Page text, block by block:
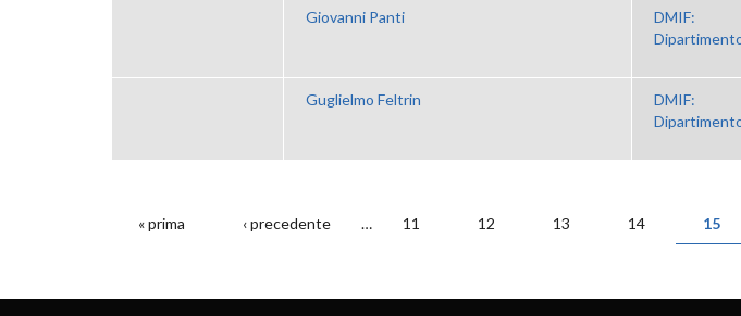
Giovanni Panti
DMIF:
Guglielmo Feltrin
DMIF:
PAGINE
« prima ‹ precedente … 11 12 13 14 15